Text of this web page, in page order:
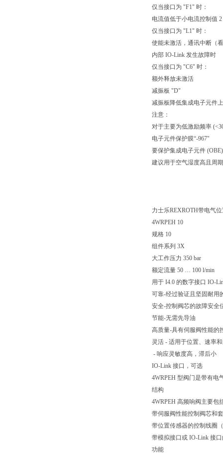
仅当接口为 "F1" 时：
电流值低于小电流控制值
仅当接口为 "L1" 时：
使能未激活，通讯中断（
内部 IO-Link 发生故障时
仅当接口为 "C6" 时：
额外释放未激活
减振板 "D"
减振板降低集成电子元件
注意：
对于主要为低激励频率
电子元件保护膜“-967"
要保护集成电子元件
建议用于空气湿度高且周
力士乐REXROTH带电气
4WRPEH 10
规格 10
组件系列 3X
大工作压力 350 bar
额定流量 50 … 100 l/min
用于 I4.0 的数字接口 IO-
可靠-经过验证且坚固耐用
安全-控制阀芯的故障安全
节能-无需先导油
高质量-具有伺服阀性能的
灵活 - 适用于位置、速率
- 响应灵敏度高，滞后小
IO-Link 接口，可选
4WRPEH 型阀门是带有电
结构
4WRPEH 高频响阀主要包
带伺服阀性能控制阀芯和
带位置传感器的控制线圈
带模拟接口或 IO-Link 接
功能